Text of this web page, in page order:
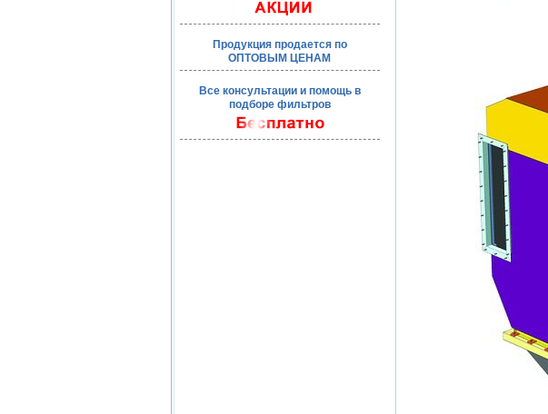
Продукция продается по
ОПТОВЫМ ЦЕНАМ
Все консультации и помощь в
подборе фильтров